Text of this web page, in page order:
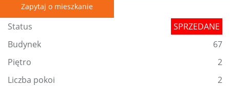
Status
SPRZEDANE
Budynek
67
Piętro
2
Liczba pokoi
2
Zapytaj o mieszkanie